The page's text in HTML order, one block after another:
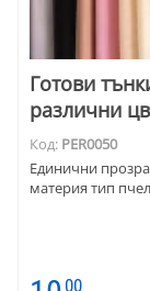
Готови
различни
Код: PER0050
Единични
материя тип
00